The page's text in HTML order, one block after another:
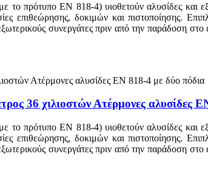
πρότυπο EN 818-4) υιοθετούν αλυσίδες και
επιθεώρησης, δοκιμών και πιστοποίησης.
συνεργάτες πριν από την παράδοση
36 χιλιοστών Ατέρμονες αλυσίδες
πρότυπο EN 818-4) υιοθετούν αλυσίδες και
επιθεώρησης, δοκιμών και πιστοποίησης.
συνεργάτες πριν από την παράδοση